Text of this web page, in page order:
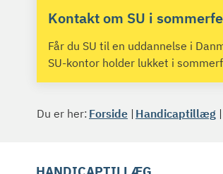
Kontakt om SU i
Får du SU til en uddannelse i
SU-kontor holder lukket i
Du er her: Forside Handicaptillæg